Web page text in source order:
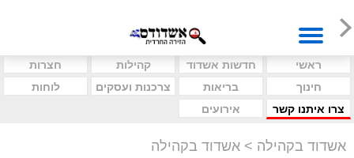
ראשי חדשות אשדוד קהילות
חצרות
חינוך
בריאות צרכנות ועסקים
לוחות
צרו איתנו קשר
אירועים
אשדוד בקהילה > אשדוד בקהילה